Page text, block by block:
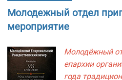
Молодежный отдел
мероприятие
Молодёжный
епархии
года